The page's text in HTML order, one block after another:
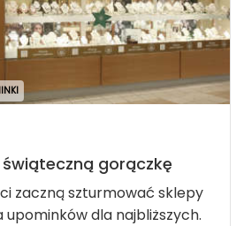
świąteczną gorączkę
zaczną szturmować sklepy
upominków dla najbliższych.